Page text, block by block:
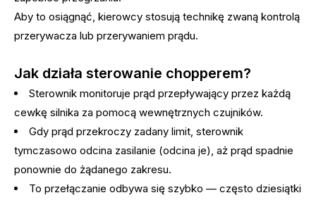
Aby to osiągnąć, kierowcy stosują technikę zwaną kontrolą
przerywacza lub przerywaniem prądu.
Jak działa sterowanie chopperem?
Sterownik monitoruje prąd przepływający przez każdą
cewkę silnika za pomocą wewnętrznych czujników.
Gdy prąd przekroczy zadany limit, sterownik
tymczasowo odcina zasilanie (odcina je), aż prąd spadnie
ponownie do żądanego zakresu.
To przełączanie odbywa się szybko — często dziesiątki